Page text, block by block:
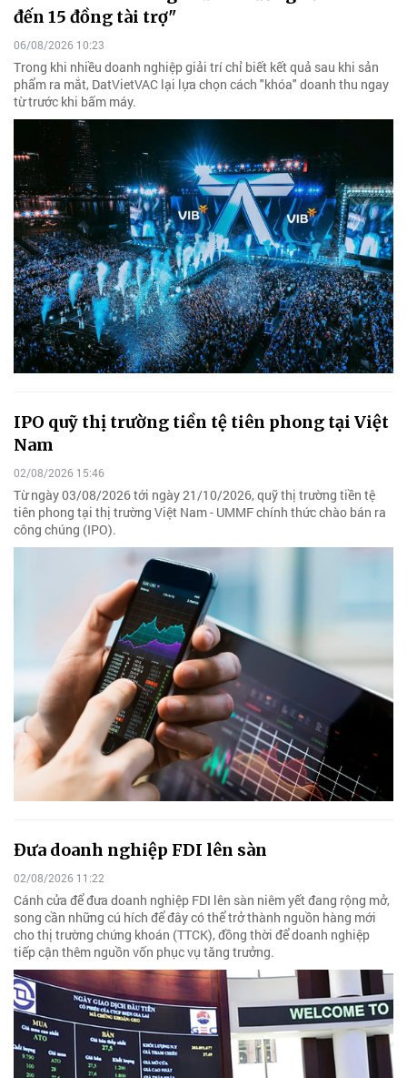
đến 15 đồng tài trợ"
06/08/2026 10:23
Trong khi nhiều doanh nghiệp giải trí chỉ biết kết quả sau khi sản
phẩm ra mắt, DatVietVAC lại lựa chọn cách "khóa" doanh thu ngay
từ trước khi bấm máy.
IPO quỹ thị trường tiền tệ tiên phong tại Việt
Nam
02/08/2026 15:46
Từ ngày 03/08/2026 tới ngày 21/10/2026, quỹ thị trường tiền tệ
tiên phong tại thị trường Việt Nam - UMMF chính thức chào bán ra
công chúng (IPO).
Đưa doanh nghiệp FDI lên sàn
02/08/2026 11:22
Cánh cửa để đưa doanh nghiệp FDI lên sàn niêm yết đang rộng mở,
song cần những cú hích để đây có thể trở thành nguồn hàng mới
cho thị trường chứng khoán (TTCK), đồng thời để doanh nghiệp
tiếp cận thêm nguồn vốn phục vụ tăng trưởng.